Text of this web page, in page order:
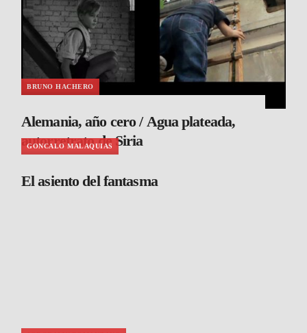
BRUNO HACHERO
Alemania, año cero / Agua plateada,
autorretrato de Siria
GONCALO MALAQUIAS
El asiento del fantasma